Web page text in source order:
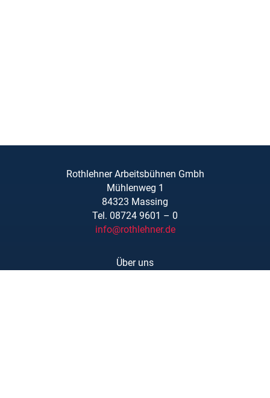
Rothlehner Arbeitsbühnen Gmbh
Mühlenweg 1
84323 Massing
Tel. 08724 9601 – 0
info@rothlehner.de
Über uns